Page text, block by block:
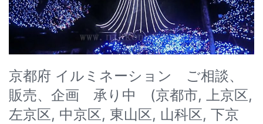
京都府 イルミネーション ご相談、
販売、企画 承り中 (京都市, 上京区,
左京区, 中京区, 東山区, 山科区, 下京